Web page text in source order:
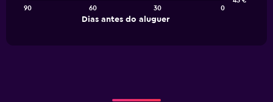
The
Dias antes do aluguer
90 60 30 0